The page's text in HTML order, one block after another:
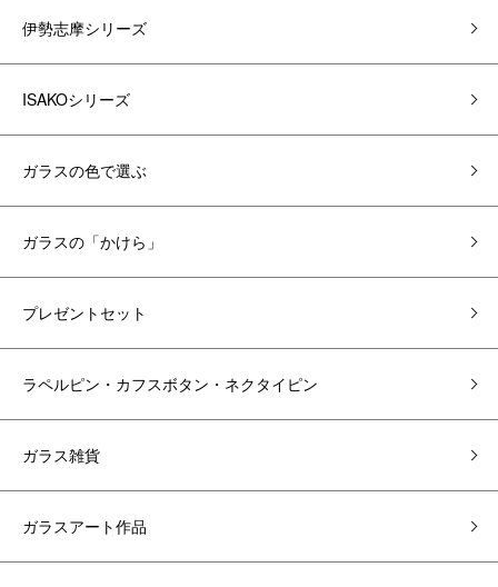
伊勢志摩シリーズ
ISAKOシリーズ
ガラスの色で選ぶ
ガラスの「かけら」
プレゼントセット
ラペルピン・カフスボタン・ネクタイピン
ガラス雑貨
ガラスアート作品